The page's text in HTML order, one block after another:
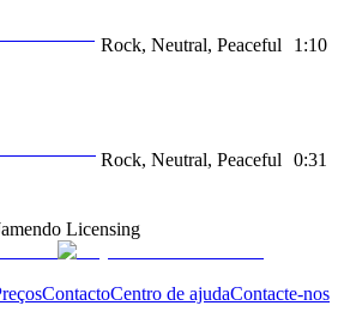
Rock, Neutral, Peaceful 1:10
Rock, Neutral, Peaceful 0:31
Licensing
ContactoCentro de ajudaContacte-nos